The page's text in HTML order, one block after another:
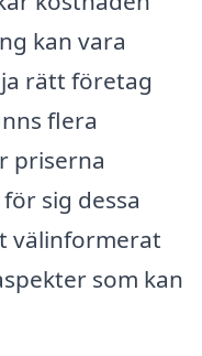
kan vara
rätt företag
flera
priserna
sig dessa
välinformerat
som kan